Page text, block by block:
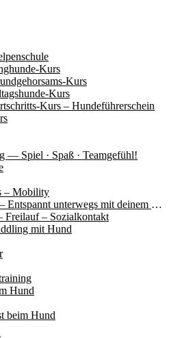
Kurs
Kurs
Kurs
Kurs – Hundeführerschein
— Spiel · Spaß · Teamgefühl!
– Mobility
Social Walk – Entspannt unterwegs mit deinem Hund
Freilauf – Sozialkontakt
mit Hund
Hund
beim Hund